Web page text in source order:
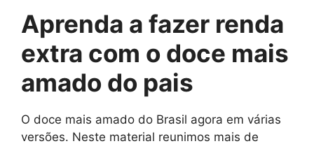
Aprenda a fazer renda
extra com o doce mais
amado do pais
O doce mais amado do Brasil agora em várias
versões. Neste material reunimos mais de